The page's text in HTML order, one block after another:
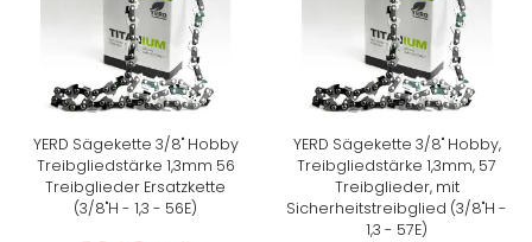
YERD Sägekette 3/8" Hobby
Treibgliedstärke 1,3mm 56
Treibglieder Ersatzkette
(3/8"H - 1,3 - 56E)
YERD Sägekette 3/8" Hobby,
Treibgliedstärke 1,3mm, 57
Treibglieder, mit
Sicherheitstreibglied (3/8"H -
1,3 - 57E)